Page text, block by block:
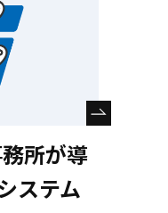
所が導
ステム